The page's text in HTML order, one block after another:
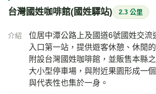
台灣國姓咖啡館(國姓驛站) 2.3 公里
介紹
位居中潭公路上及國道6號國姓交流
入口第一站，提供遊客休憩、休閒
附設台灣國姓咖啡館，並販售本縣
大小型停車場，與附近果園形成一
與代表性也集於一身。